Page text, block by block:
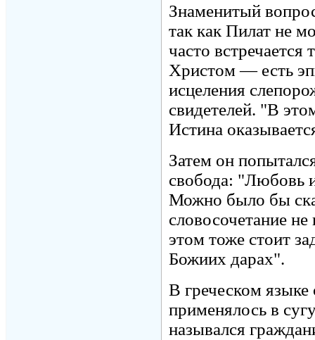
Знаменитый
так как Пилат не
часто
Христом — есть
исцеления
свидетелей. "В
Истина
Затем он
свобода: "Любовь
Можно было бы
словосочетание
этом тоже стоит
Божиих дарах".
В греческом
применялось в
назывался